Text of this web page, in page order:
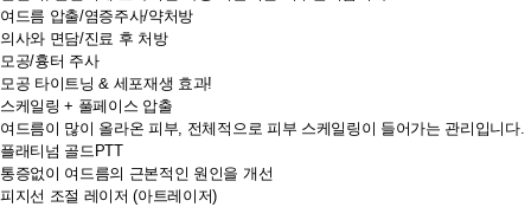
여드름 압출/염증주사/약처방
의사와 면담/진료 후 처방
모공/흉터 주사
모공 타이트닝 & 세포재생 효과!
스케일링 + 풀페이스 압출
여드름이 많이 올라온 피부, 전체적으로 피부 스케일링이 들어가는 관리입니다.
플래티넘 골드PTT
통증없이 여드름의 근본적인 원인을 개선
피지선 조절 레이저 (아트레이저)